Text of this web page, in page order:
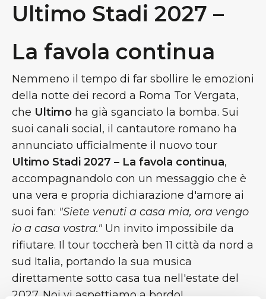
Ultimo Stadi 2027 –
La favola continua
Nemmeno il tempo di far sbollire le emozioni
della notte dei record a Roma Tor Vergata,
che Ultimo ha già sganciato la bomba. Sui
suoi canali social, il cantautore romano ha
annunciato ufficialmente il nuovo tour
Ultimo Stadi 2027 – La favola continua,
accompagnandolo con un messaggio che è
una vera e propria dichiarazione d'amore ai
suoi fan: "Siete venuti a casa mia, ora vengo
io a casa vostra." Un invito impossibile da
rifiutare. Il tour toccherà ben 11 città da nord a
sud Italia, portando la sua musica
direttamente sotto casa tua nell'estate del
2027. Noi vi aspettiamo a bordo!